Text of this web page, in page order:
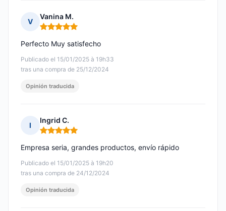
V
Vanina M.
Nota: 5 de 5
Publicado el 15/01/2025 à 19h33
tras una compra de 25/12/2024
Perfecto Muy satisfecho
Opinión traducida
I
Ingrid C.
Nota: 5 de 5
Publicado el 15/01/2025 à 19h20
tras una compra de 24/12/2024
Empresa seria, grandes productos, envío rápido
Opinión traducida